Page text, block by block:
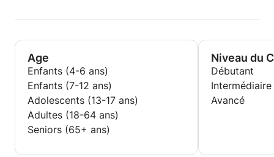
Age
Enfants (4-6 ans)
Enfants (7-12 ans)
Adolescents (13-17 ans)
Adultes (18-64 ans)
Seniors (65+ ans)
Niveau du
Débutant
Intermédiaire
Avancé